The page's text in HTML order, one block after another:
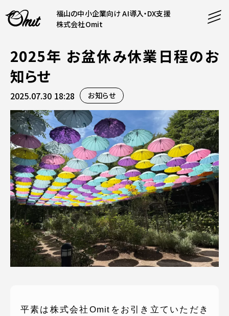
福山の中小企業向け AI導入・DX支援
株式会社Omit
SERVICE
事業内容
AI導入支援
システム開発
ホームページ制作
CONTENT
コンテンツ
課題解決
制作実績
料金表
COMPANY
企業案内
会社概要
採用情報
お知らせ
よくある質問
PRODUCTS
運営サービス
ピッパサック
ヒラメキペーパー
2025年 お盆休み休業日程のお
知らせ
2025.07.30 18:28 お知らせ
平素は株式会社Omitをお引き立ていただき